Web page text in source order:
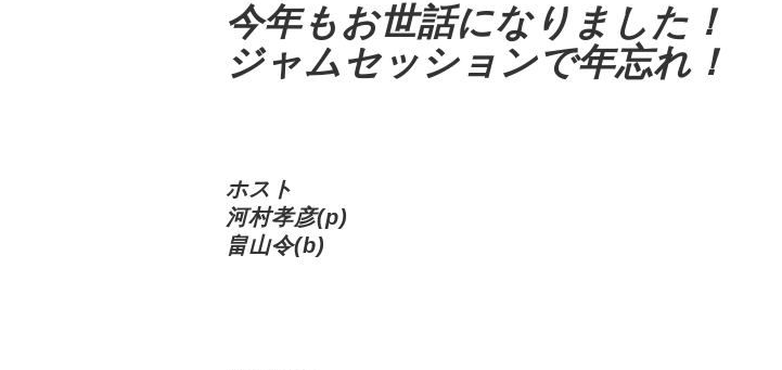
今年もお世話になりました！
ジャムセッションで年忘れ！
ホスト
河村孝彦(p)
畠山令(b)